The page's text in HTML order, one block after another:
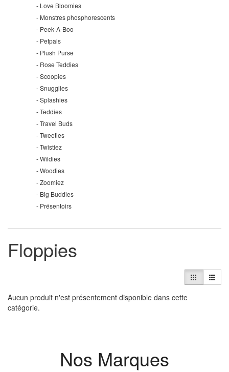
Love Bloomies
Monstres phosphorescents
Peek-A-Boo
Petpals
Plush Purse
Rose Teddies
Scoopies
Snugglies
Splashies
Teddies
Travel Buds
Tweeties
Twistiez
Wildies
Woodies
Zoomiez
Big Buddies
Présentoirs
Floppies
Aucun produit n'est présentement disponible dans cette
catégorie.
Nos Marques